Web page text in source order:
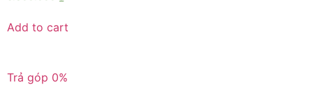
Add to cart
Trả góp 0%